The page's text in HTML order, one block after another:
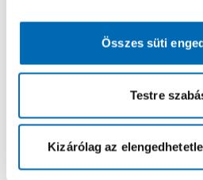
Összes süti
Testre
Kizárólag az